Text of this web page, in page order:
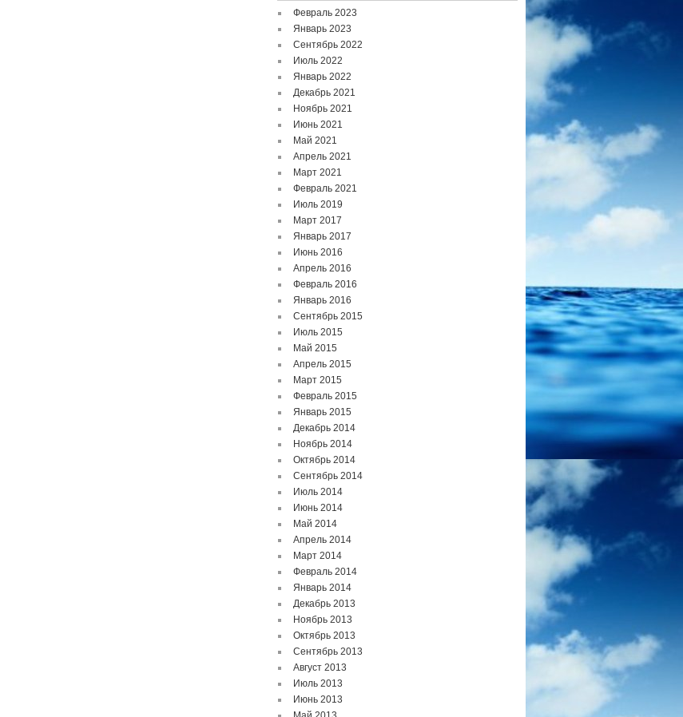
Февраль 2023
Январь 2023
Сентябрь 2022
Июль 2022
Январь 2022
Декабрь 2021
Ноябрь 2021
Июнь 2021
Май 2021
Апрель 2021
Март 2021
Февраль 2021
Июль 2019
Март 2017
Январь 2017
Июнь 2016
Апрель 2016
Февраль 2016
Январь 2016
Сентябрь 2015
Июль 2015
Май 2015
Апрель 2015
Март 2015
Февраль 2015
Январь 2015
Декабрь 2014
Ноябрь 2014
Октябрь 2014
Сентябрь 2014
Июль 2014
Июнь 2014
Май 2014
Апрель 2014
Март 2014
Февраль 2014
Январь 2014
Декабрь 2013
Ноябрь 2013
Октябрь 2013
Сентябрь 2013
Август 2013
Июль 2013
Июнь 2013